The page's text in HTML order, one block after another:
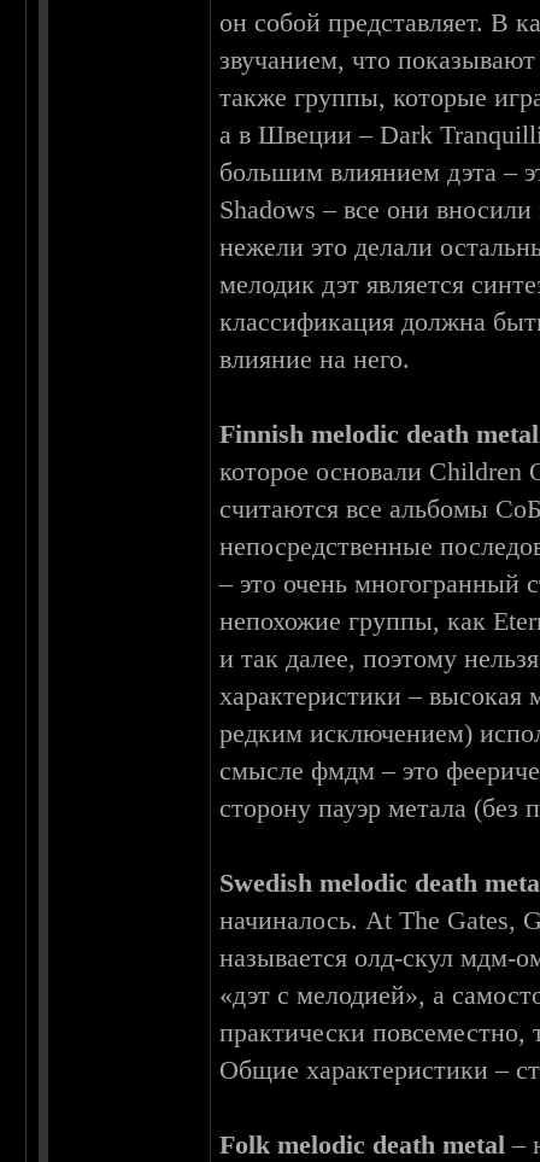
он собой представляет. В
звучанием, что
также группы, которые
а в Швеции – Dark
большим влиянием дэта –
Shadows – все они
нежели это делали
мелодик дэт является
классификация должна
влияние на него.
Finnish melodic death metal
которое основали Children
считаются все альбомы
непосредственные
– это очень многогранный
непохожие группы, как
и так далее, поэтому
характеристики – высокая
редким исключением)
смысле фмдм – это
сторону пауэр метала (без
Swedish melodic death
начиналось. At The Gates,
называется олд-скул мдм-
«дэт с мелодией», а
практически повсеместно,
Общие характеристики –
Folk melodic death metal –